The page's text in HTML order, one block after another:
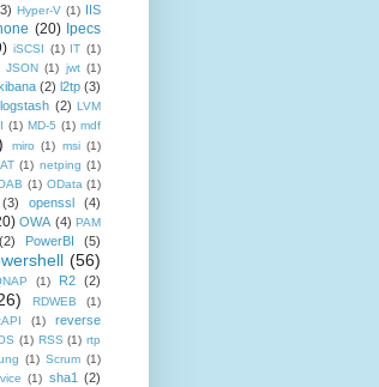
Hyper-V (1) IIS
(20) Ipecs
iSCSI (1) IT (1)
JSON (1) jwt (1)
(2) l2tp (3)
logstash (2) LVM
(1) MD-5 (1) mdf
miro (1) msi (1)
(1) netping (1)
(1) OData (1)
(3) openssl (4)
OWA (4) PAM
(2) PowerBI
(5)
(56)
(1) R2 (2)
RDWEB
(1)
(1)
reverse
(1) RSS (1) rtp
(1) Scrum (1)
(1) sha1 (2)